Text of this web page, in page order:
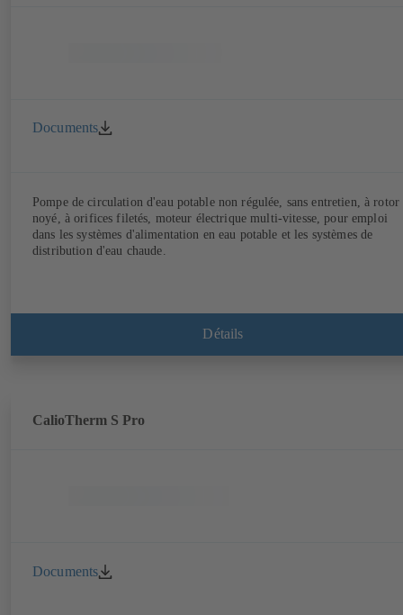
Documents
Pompe de circulation d'eau potable non régulée, sans entretien, à rotor
noyé, à orifices filetés, moteur électrique multi-vitesse, pour emploi
dans les systèmes d'alimentation en eau potable et les systèmes de
distribution d'eau chaude.
Détails
CalioTherm S Pro
Documents